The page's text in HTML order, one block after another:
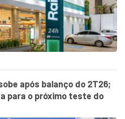
após balanço do 2T26;
para o próximo teste do